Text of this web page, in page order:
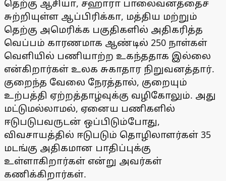
தெற்கு ஆசியா, சஹாரா பாலைவனத்தைச்
சுற்றியுள்ள ஆப்பிரிக்கா, மத்திய மற்றும்
தெற்கு அமெரிக்க பகுதிகளில் அதிகரித்த
வெப்பம் காரணமாக ஆண்டில் 250 நாள்கள்
வெளியில் பணியாற்ற உகந்ததாக இல்லை
என்கிறார்கள் உலக சுகாதார நிறுவனத்தார்.
குறைந்த வேலை நேரத்தால், குறையும்
உற்பத்தி ஏற்றத்தாழ்வுக்கு வழிகோலும். அது
மட்டுமல்லாமல், ஏனைய பணிகளில்
ஈடுபடுபவருடன் ஒப்பிடும்போது,
விவசாயத்தில் ஈடுபடும் தொழிலாளர்கள் 35
மடங்கு அதிகமான பாதிப்புக்கு
உள்ளாகிறார்கள் என்று அவர்கள்
கணிக்கிறார்கள்.